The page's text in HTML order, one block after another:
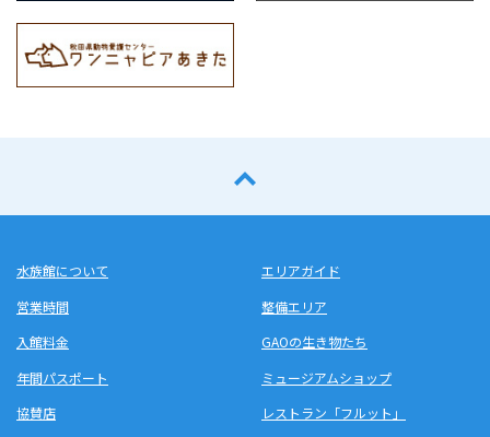
水族館について
営業時間
入館料金
年間パスポート
協賛店
エリアガイド
整備エリア
GAOの生き物たち
ミュージアムショップ
レストラン「フルット」